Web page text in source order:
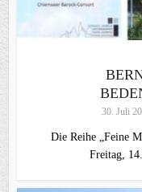
30. Juli
Die Reihe „Feine
Freitag,